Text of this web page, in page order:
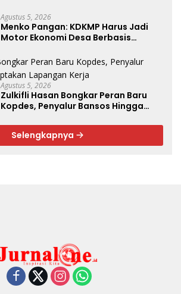
Agustus 5, 2026
Menko Pangan: KDKMP Harus Jadi
Motor Ekonomi Desa Berbasis
Perikanan dan Perkebunan
Agustus 5, 2026
Zulkifli Hasan Bongkar Peran Baru
Kopdes, Penyalur Bansos Hingga
Selengkapnya